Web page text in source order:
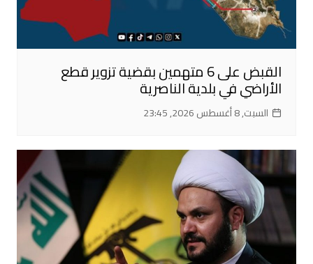
القبض على 6 متهمين بقضية تزوير قطع
الأراضي في بلدية الناصرية
السبت, 8 أغسطس 2026, 23:45